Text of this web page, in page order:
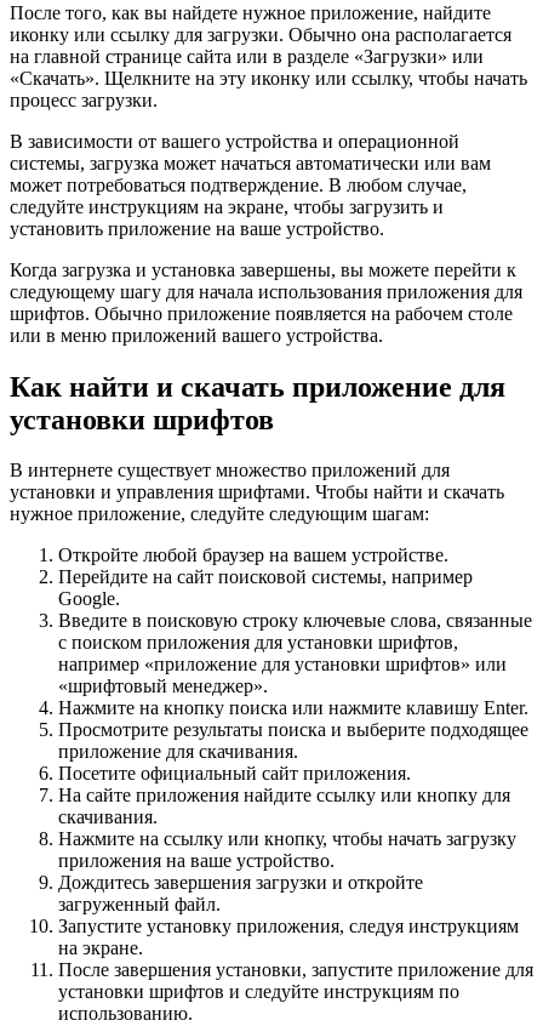
После того, как вы найдете нужное приложение, найдите
иконку или ссылку для загрузки. Обычно она располагается
на главной странице сайта или в разделе «Загрузки» или
«Скачать». Щелкните на эту иконку или ссылку, чтобы начать
процесс загрузки.
В зависимости от вашего устройства и операционной
системы, загрузка может начаться автоматически или вам
может потребоваться подтверждение. В любом случае,
следуйте инструкциям на экране, чтобы загрузить и
установить приложение на ваше устройство.
Когда загрузка и установка завершены, вы можете перейти к
следующему шагу для начала использования приложения для
шрифтов. Обычно приложение появляется на рабочем столе
или в меню приложений вашего устройства.
Как найти и скачать приложение для
установки шрифтов
В интернете существует множество приложений для
установки и управления шрифтами. Чтобы найти и скачать
нужное приложение, следуйте следующим шагам:
Откройте любой браузер на вашем устройстве.
Перейдите на сайт поисковой системы, например
Google.
Введите в поисковую строку ключевые слова, связанные
с поиском приложения для установки шрифтов,
например «приложение для установки шрифтов» или
«шрифтовый менеджер».
Нажмите на кнопку поиска или нажмите клавишу Enter.
Просмотрите результаты поиска и выберите подходящее
приложение для скачивания.
Посетите официальный сайт приложения.
На сайте приложения найдите ссылку или кнопку для
скачивания.
Нажмите на ссылку или кнопку, чтобы начать загрузку
приложения на ваше устройство.
Дождитесь завершения загрузки и откройте
загруженный файл.
Запустите установку приложения, следуя инструкциям
на экране.
После завершения установки, запустите приложение для
установки шрифтов и следуйте инструкциям по
использованию.